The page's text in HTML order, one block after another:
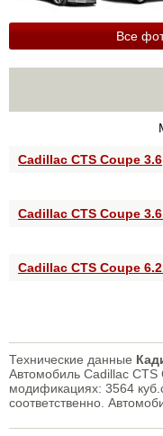
Все
Cadillac CTS Coupe 3.6
Cadillac CTS Coupe 3.6
Cadillac CTS Coupe
Технические данные
Автомобиль Cadillac CTS
модификациях: 3564
соответственно.